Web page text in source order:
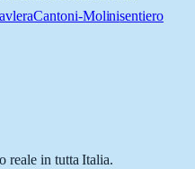
Cantoni-Molinisentiero
reale in tutta Italia.